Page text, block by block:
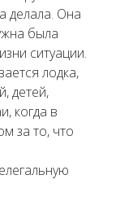
делала. Она
была
ситуации.
лодка,
детей,
когда в
за то, что